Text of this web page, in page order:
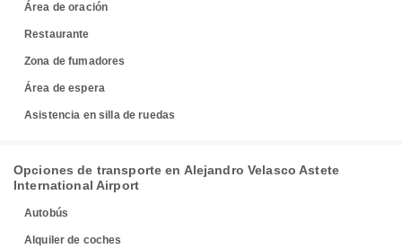
Área de oración
Restaurante
Zona de fumadores
Área de espera
Asistencia en silla de ruedas
Opciones de transporte en Alejandro Velasco Astete
International Airport
Autobús
Alquiler de coches